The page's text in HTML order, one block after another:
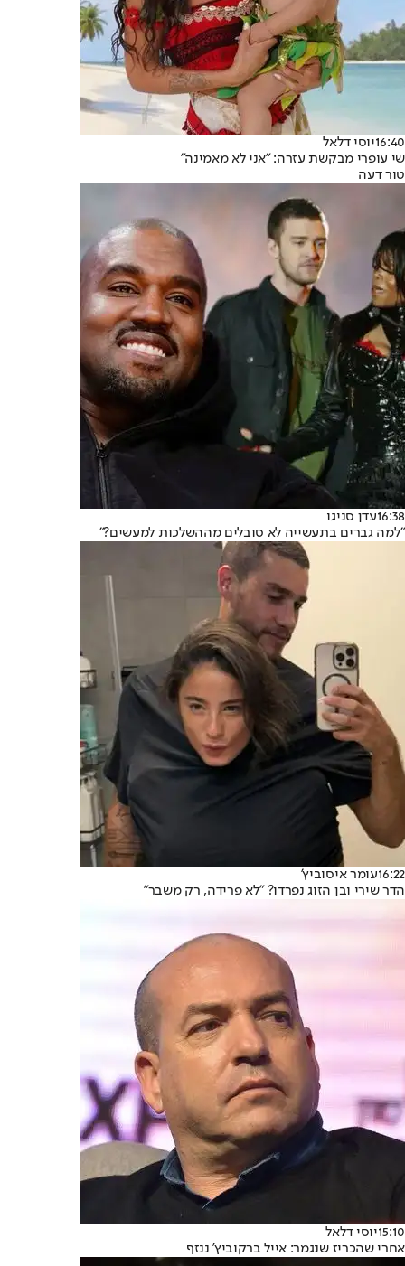
16:40יוסי דלאל
שי עופרי מבקשת עזרה: "אני לא מאמינה"
טור דעה
16:38עדן סניגו
"למה גברים בתעשייה לא סובלים מההשלכות למעשים?"
16:22עומר איסוביץ'
הדר שירי ובן הזוג נפרדו? "לא פרידה, רק משבר"
15:10יוסי דלאל
אחרי שהכריז שנגמר: אייל ברקוביץ' ננזף